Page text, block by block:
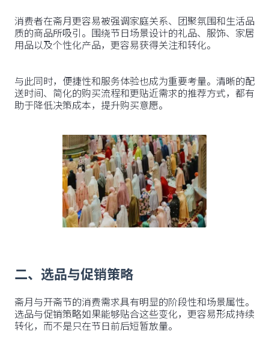
消费者在斋月更容易被强调家庭关系、团聚氛围和生活品
质的商品所吸引。围绕节日场景设计的礼品、服饰、家居
用品以及个性化产品，更容易获得关注和转化。
与此同时，便捷性和服务体验也成为重要考量。清晰的配
送时间、简化的购买流程和更贴近需求的推荐方式，都有
助于降低决策成本，提升购买意愿。
二、选品与促销策略
斋月与开斋节的消费需求具有明显的阶段性和场景属性。
选品与促销策略如果能够贴合这些变化，更容易形成持续
转化，而不是只在节日前后短暂放量。